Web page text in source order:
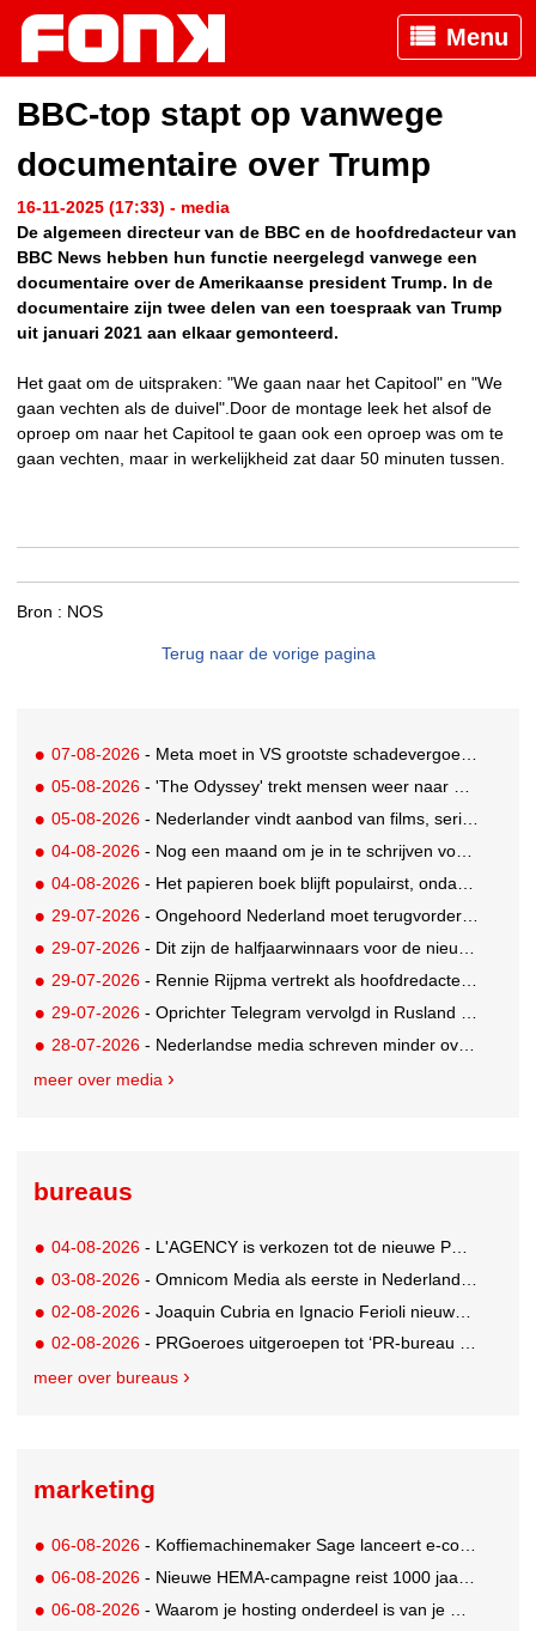
Menu
BBC-top stapt op vanwege
documentaire over Trump
16-11-2025 (17:33) - media
De algemeen directeur van de BBC en de hoofdredacteur van
BBC News hebben hun functie neergelegd vanwege een
documentaire over de Amerikaanse president Trump. In de
documentaire zijn twee delen van een toespraak van Trump
uit januari 2021 aan elkaar gemonteerd.
Het gaat om de uitspraken: "We gaan naar het Capitool" en "We
gaan vechten als de duivel".Door de montage leek het alsof de
oproep om naar het Capitool te gaan ook een oproep was om te
gaan vechten, maar in werkelijkheid zat daar 50 minuten tussen.
Bron : NOS
Terug naar de vorige pagina
07-08-2026 - Meta moet in VS grootste schadevergoeding ooit betalen: 567 miljoen dollar
05-08-2026 - 'The Odyssey' trekt mensen weer naar de bioscoop
05-08-2026 - Nederlander vindt aanbod van films, series en sport vaak versnipperd
04-08-2026 - Nog een maand om je in te schrijven voor de Mercurs 2026
04-08-2026 - Het papieren boek blijft populairst, ondanks digitale alternatieven
29-07-2026 - Ongehoord Nederland moet terugvordering betalen aan Commissariaat voor de Media
29-07-2026 - Dit zijn de halfjaarwinnaars voor de nieuwe Ster Goede Loeki 2026
29-07-2026 - Rennie Rijpma vertrekt als hoofdredacteur van het AD
29-07-2026 - Oprichter Telegram vervolgd in Rusland voor 'hulp aan terroristen'
28-07-2026 - Nederlandse media schreven minder over dit WK
meer over media
bureaus
04-08-2026 - L'AGENCY is verkozen tot de nieuwe PR-partner van KoRo
03-08-2026 - Omnicom Media als eerste in Nederland actief met advertenties in ChatGPT
02-08-2026 - Joaquin Cubria en Ignacio Ferioli nieuwe Global CCO’s GUT, Renata Neumann Global Head of Production
02-08-2026 - PRGoeroes uitgeroepen tot ‘PR-bureau van het jaar 2026’
meer over bureaus
marketing
06-08-2026 - Koffiemachinemaker Sage lanceert e-commerceplatform voor koffieliefhebbers
06-08-2026 - Nieuwe HEMA-campagne reist 1000 jaar terug in de tijd naar 'Hemastein'
06-08-2026 - Waarom je hosting onderdeel is van je merkstrategie